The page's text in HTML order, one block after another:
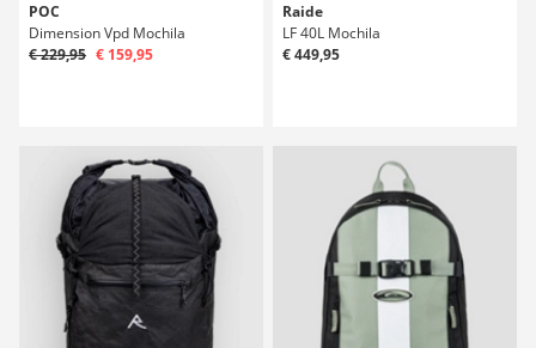
POC
Dimension Vpd Mochila
€ 229,95 € 159,95
Raide
LF 40L Mochila
€ 449,95